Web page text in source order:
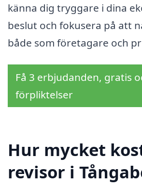
känna dig tryggare i dina
beslut och fokusera på att
både som företagare och
Få 3 erbjudanden, gratis
förpliktelser
Hur mycket
revisor i